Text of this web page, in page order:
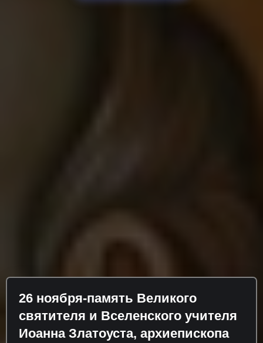
26 ноября-память Великого
святителя и Вселенского учителя
Иоанна Златоуста, архиепископа